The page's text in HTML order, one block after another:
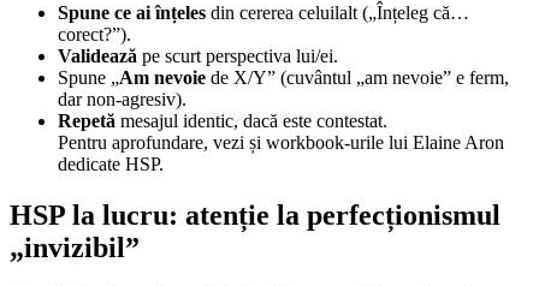
Spune ce ai înțeles din cererea celuilalt („Înțeleg că…
corect?”).
Validează pe scurt perspectiva lui/ei.
Spune „Am nevoie de X/Y” (cuvântul „am nevoie” e ferm,
dar non-agresiv).
Repetă mesajul identic, dacă este contestat.
Pentru aprofundare, vezi și workbook-urile lui Elaine Aron
dedicate HSP.
HSP la lucru: atenție la perfecționismul
„invizibil”